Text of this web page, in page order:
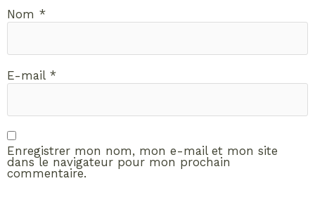
Nom *
E-mail *
Enregistrer mon nom, mon e-mail et mon site
dans le navigateur pour mon prochain
commentaire.